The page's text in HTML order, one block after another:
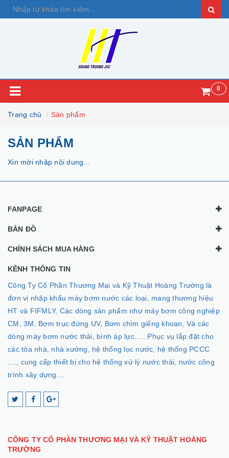
0
Trang chủ Sản phẩm
SẢN PHẨM
Xin mời nhập nội dung...
FANPAGE
BẢN ĐỒ
CHÍNH SÁCH MUA HÀNG
KÊNH THÔNG TIN
Công Ty Cổ Phần Thương Mại và Kỹ Thuật Hoàng Trường là
đơn vị nhập khẩu máy bơm nước các loại, mang thương hiệu
HT và FIFMLY, Các dòng sản phẩm như máy bơm công nghiệp
CM, 3M, Bơm trục đứng UV, Bơm chìm giếng khoan, Và các
dòng máy bơm nước thải, bình áp lực..... Phục vụ lắp đặt cho
các tòa nhà, nhà xưởng, hệ thống lọc nước, hệ thống PCCC
...., cung cấp thiết bị cho hệ thống xử lý nước thải, nước công
trình xây dựng....
CÔNG TY CỔ PHẦN THƯƠNG MẠI VÀ KỸ THUẬT HOÀNG
TRƯỜNG